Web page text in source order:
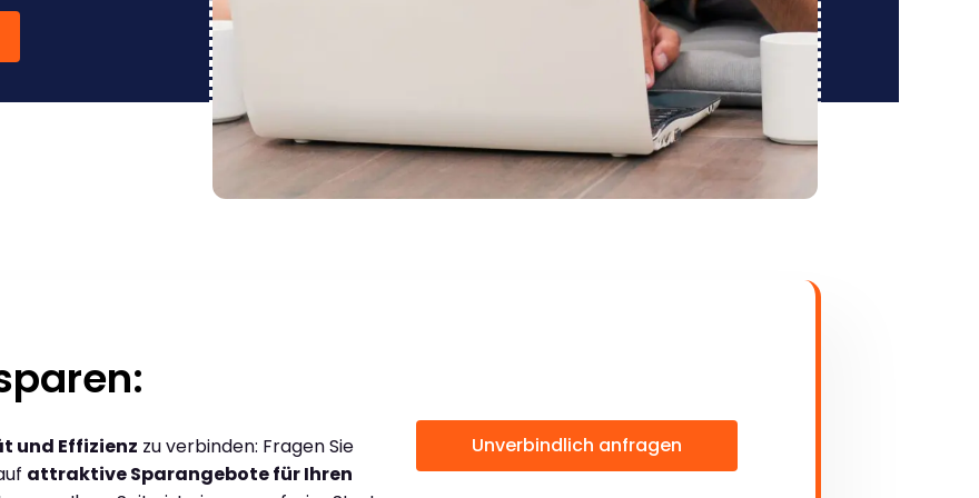
und Effizienz zu verbinden: Fragen Sie
attraktive Sparangebote für Ihren
Unverbindlich anfragen